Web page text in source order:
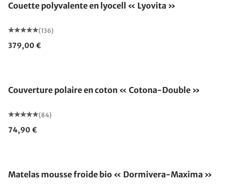
Couette polyvalente en lyocell « Lyovita »
(136)
379,00 €
Couverture polaire en coton « Cotona-Double »
(84)
74,90 €
Matelas mousse froide bio « Dormivera-Maxima »